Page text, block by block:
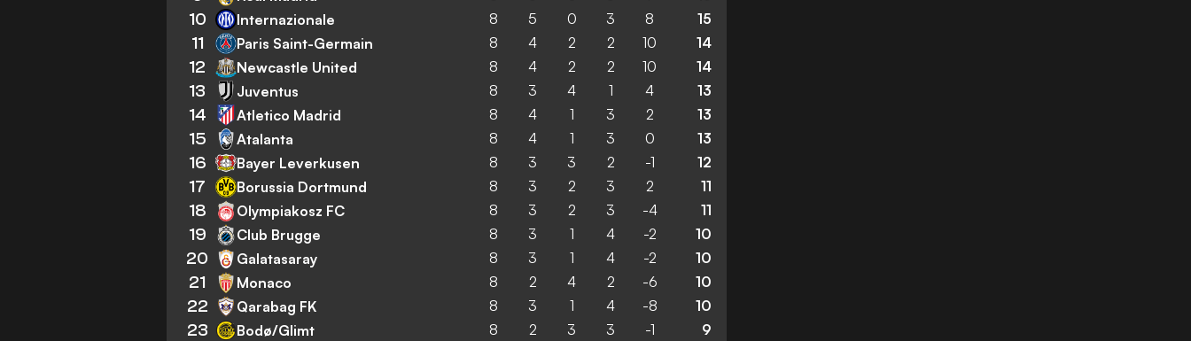
10 Internazionale 8 5 0 3 8 15
11 Paris Saint-Germain 8 4 2 2 10 14
12 Newcastle United 8 4 2 2 10 14
13 Juventus 8 3 4 1 4 13
14 Atletico Madrid 8 4 1 3 2 13
15 Atalanta 8 4 1 3 0 13
16 Bayer Leverkusen 8 3 3 2 -1 12
17 Borussia Dortmund 8 3 2 3 2 11
18 Olympiakosz FC 8 3 2 3 -4 11
19 Club Brugge 8 3 1 4 -2 10
20 Galatasaray 8 3 1 4 -2 10
21 Monaco 8 2 4 2 -6 10
22 Qarabag FK 8 3 1 4 -8 10
23 Bodø/Glimt 8 2 3 3 -1 9